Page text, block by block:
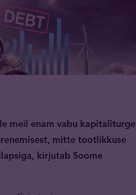
meil enam vabu kapitaliturge
mitte tootlikkuse
kirjutab Soome